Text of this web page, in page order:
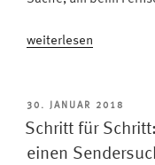
„Keine
verpassen:
Metz
Timeshift
weiterlesen
VERÖFFENTLICHT
AM
30. JANUAR 2018
Schritt für
einen